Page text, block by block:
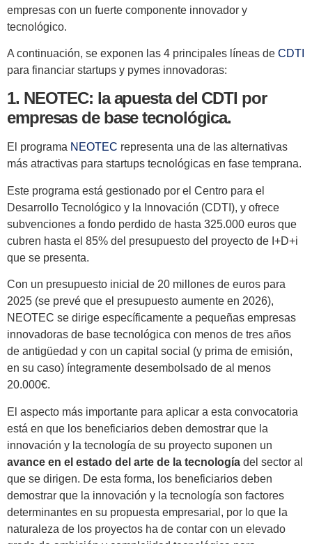
empresas con un fuerte componente innovador y
tecnológico.
A continuación, se exponen las 4 principales líneas de CDTI
para financiar startups y pymes innovadoras:
1. NEOTEC: la apuesta del CDTI por
empresas de base tecnológica.
El programa NEOTEC representa una de las alternativas
más atractivas para startups tecnológicas en fase temprana.
Este programa está gestionado por el Centro para el
Desarrollo Tecnológico y la Innovación (CDTI), y ofrece
subvenciones a fondo perdido de hasta 325.000 euros que
cubren hasta el 85% del presupuesto del proyecto de I+D+i
que se presenta.
Con un presupuesto inicial de 20 millones de euros para
2025 (se prevé que el presupuesto aumente en 2026),
NEOTEC se dirige específicamente a pequeñas empresas
innovadoras de base tecnológica con menos de tres años
de antigüedad y con un capital social (y prima de emisión,
en su caso) íntegramente desembolsado de al menos
20.000€.
El aspecto más importante para aplicar a esta convocatoria
está en que los beneficiarios deben demostrar que la
innovación y la tecnología de su proyecto suponen un
avance en el estado del arte de la tecnología del sector al
que se dirigen. De esta forma, los beneficiarios deben
demostrar que la innovación y la tecnología son factores
determinantes en su propuesta empresarial, por lo que la
naturaleza de los proyectos ha de contar con un elevado